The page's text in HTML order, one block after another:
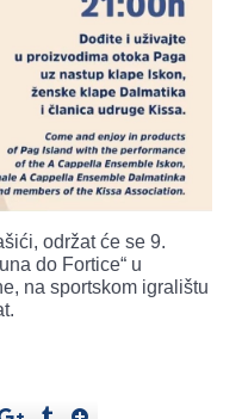
održat će se 9.
do Fortice“ u
na sportskom igralištu